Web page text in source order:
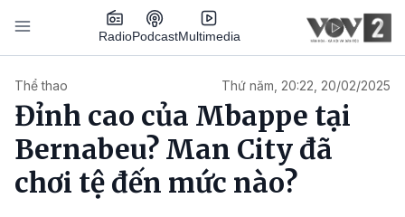
Nhảy đến nội dung
RadioPodcastMultimedia
Thể thao Thứ năm, 20:22, 20/02/2025
Đỉnh cao của Mbappe tại
Bernabeu? Man City đã
chơi tệ đến mức nào?